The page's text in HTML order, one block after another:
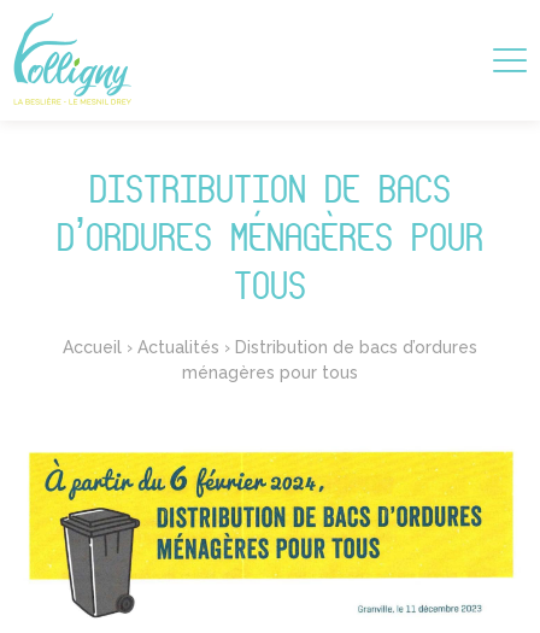
DISTRIBUTION DE BACS
D’ORDURES MÉNAGÈRES POUR
TOUS
Accueil › Actualités › Distribution de bacs d’ordures
ménagères pour tous